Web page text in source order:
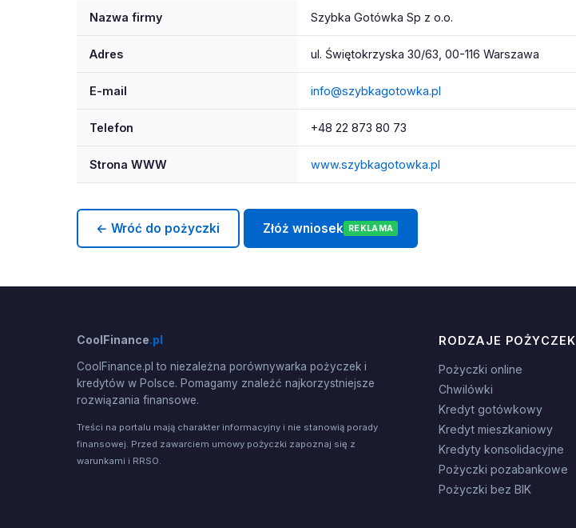
Nazwa firmy Szybka Gotówka Sp z o.o.
Adres ul. Świętokrzyska 30/63, 00-116 Warszawa
E-mail info@szybkagotowka.pl
Telefon +48 22 873 80 73
Strona WWW www.szybkagotowka.pl
← Wróć do pożyczki Złóż wniosek REKLAMA
CoolFinance.pl
CoolFinance.pl to niezależna porównywarka pożyczek i
kredytów w Polsce. Pomagamy znaleźć najkorzystniejsze
rozwiązania finansowe.
Treści na portalu mają charakter informacyjny i nie stanowią porady
finansowej. Przed zawarciem umowy pożyczki zapoznaj się z
warunkami i RRSO.
RODZAJE POŻYCZEK
Pożyczki online
Chwilówki
Kredyt gotówkowy
Kredyt mieszkaniowy
Kredyty konsolidacyjne
Pożyczki pozabankowe
Pożyczki bez BIK